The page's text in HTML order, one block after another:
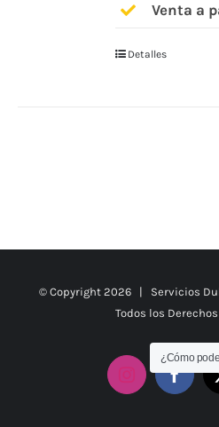
Venta a
Detalles
© Copyright 2026 | Servicios
Todos los
Instagram
¿Cómo